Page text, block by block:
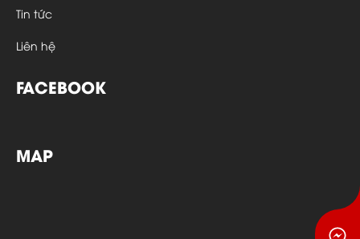
Tin tức
Liên hệ
FACEBOOK
MAP